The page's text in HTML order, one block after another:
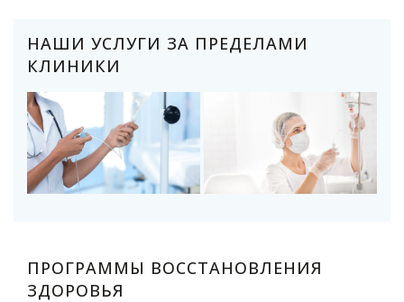
НАШИ УСЛУГИ ЗА ПРЕДЕЛАМИ
КЛИНИКИ
ПРОГРАММЫ ВОССТАНОВЛЕНИЯ
ЗДОРОВЬЯ